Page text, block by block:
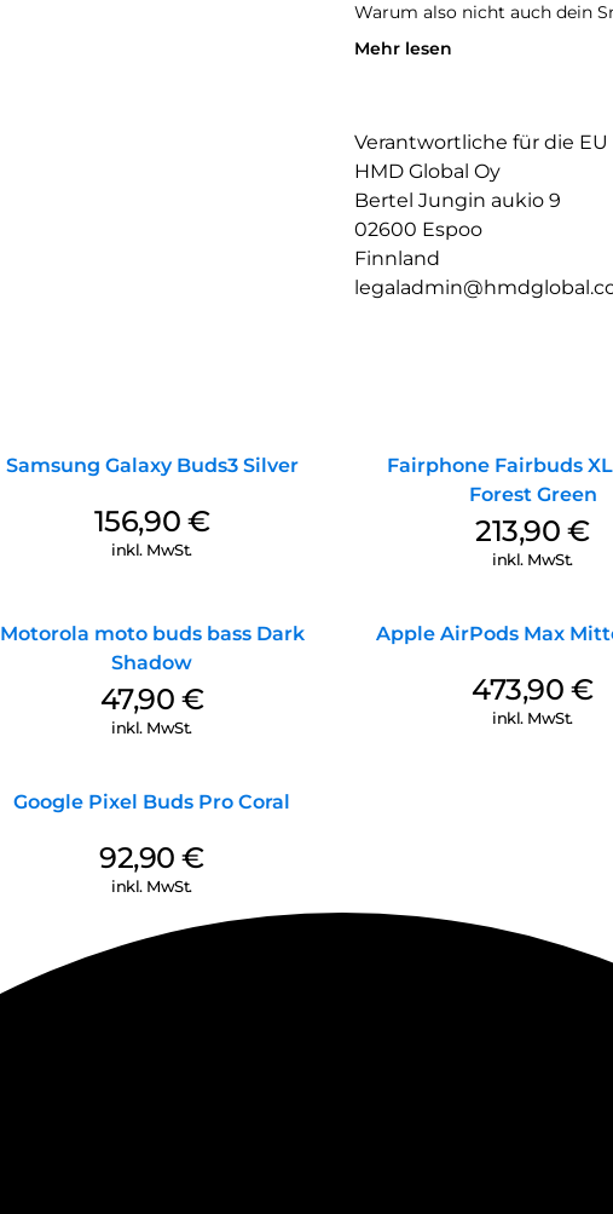
Warum also nicht auch dein
Einfach das Case auf die
Mit den HMD Amped Buds
brauchst – jederzeit und überall
HMD Amped Buds – Technik
Das ultraschlanke Case – nur
passt mühelos in jede Tasche.
Erhältlich in drei
Amped Buds sind nicht nur
Egal, ob beim Workout oder
durch! Mit IP54-
jederzeit Vollgas geben
Mehr lesen
Verantwortliche für die EU
HMD Global Oy
Bertel Jungin aukio 9
02600 Espoo
Finnland
Samsung Galaxy Buds3 Silver
156,90 €
inkl. MwSt.
Fairphone Fairbuds
Forest Green
213,90€
inkl. MwSt.
Motorola moto buds bass Dark
Shadow
47,90 €
inkl. MwSt.
Apple AirPods Max
473,90€
inkl. MwSt.
Google Pixel Buds Pro Coral
92,90€
inkl. MwSt.